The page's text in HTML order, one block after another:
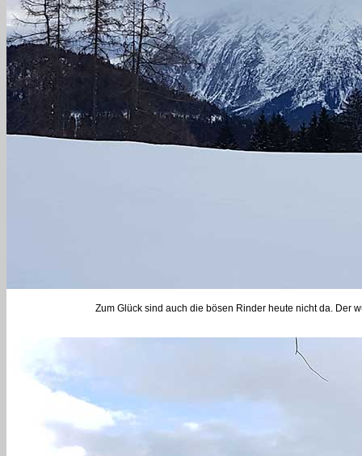
Zum Glück sind auch die bösen Rinder heute nicht da. Der